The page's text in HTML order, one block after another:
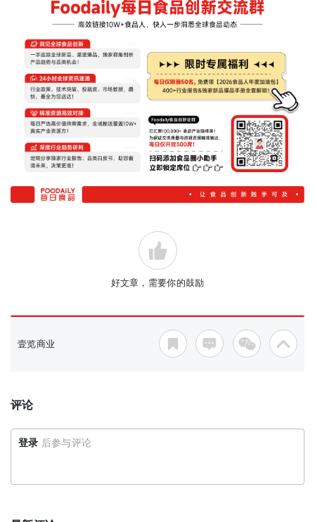
好文章，需要你的鼓励
壹览商业
评论
登录 后参与评论